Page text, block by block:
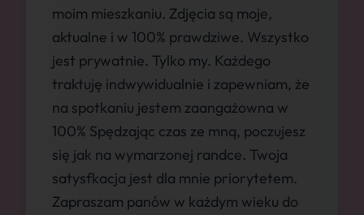
moim mieszkaniu. Zdjęcia są moje,
aktualne i w 100% prawdziwe. Wszystko
jest prywatnie. Tylko my. Każdego
traktuję indwywidualnie i zapewniam, że
na spotkaniu jestem zaangażowna w
100% Spędzając czas ze mną, poczujesz
się jak na wymarzonej randce. Twoja
satysfkacja jest dla mnie priorytetem.
Zapraszam panów w każdym wieku do